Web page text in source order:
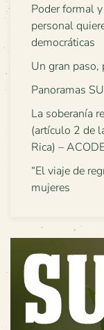
Poder formal
personal
democráticas
Un gran paso,
Panoramas
La soberanía
(artículo 2 de
Rica) –
“El viaje de
mujeres